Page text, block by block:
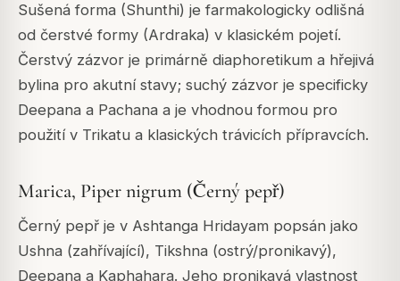
Sušená forma (Shunthi) je farmakologicky odlišná
od čerstvé formy (Ardraka) v klasickém pojetí.
Čerstvý zázvor je primárně diaphoretikum a hřejivá
bylina pro akutní stavy; suchý zázvor je specificky
Deepana a Pachana a je vhodnou formou pro
použití v Trikatu a klasických trávicích přípravcích.
Marica, Piper nigrum (Černý pepř)
Černý pepř je v Ashtanga Hridayam popsán jako
Ushna (zahřívající), Tikshna (ostrý/pronikavý),
Deepana a Kaphahara. Jeho pronikavá vlastnost